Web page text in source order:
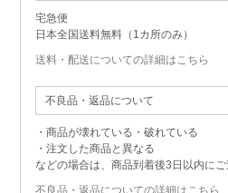
宅急便
日本全国送料無料（1カ所のみ）
送料・配送についての詳細はこちら
不良品・返品について
・商品が壊れている・破れている
・注文した商品と異なる
などの場合は、商品到着後3日以内にご